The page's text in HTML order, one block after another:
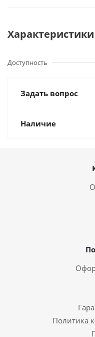
Характеристики
Доступность
Задать вопрос
Наличие
Политика